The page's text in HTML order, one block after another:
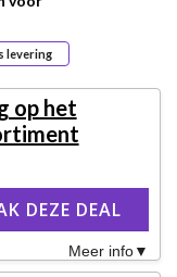
levering
op het
DEZE DEAL
Meer info